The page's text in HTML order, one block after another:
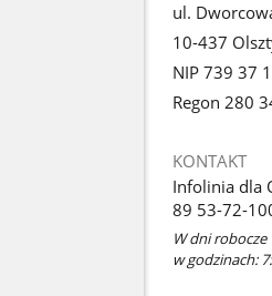
ul.
10-437
NIP 739 37
Regon 280
KONTAKT
Infolinia dla
89 53-72-
W dni robocze
w godzinach: